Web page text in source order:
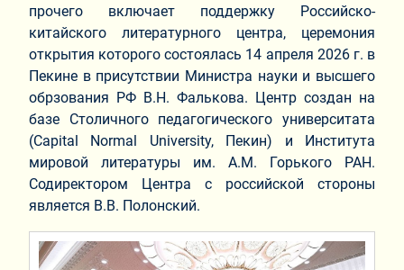
прочего включает поддержку Российско-
китайского литературного центра, церемония
открытия которого состоялась 14 апреля 2026 г. в
Пекине в присутствии Министра науки и высшего
обрзования РФ В.Н. Фалькова. Центр создан на
базе Столичного педагогического университата
(Сapital Normal University, Пекин) и Института
мировой литературы им. А.М. Горького РАН.
Содиректором Центра с российской стороны
является В.В. Полонский.